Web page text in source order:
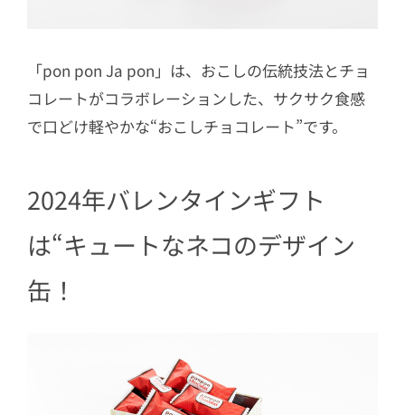
「pon pon Ja pon」は、おこしの伝統技法とチョ
コレートがコラボレーションした、サクサク食感
で口どけ軽やかな“おこしチョコレート”です。
2024年バレンタインギフト
は“キュートなネコのデザイン
缶！